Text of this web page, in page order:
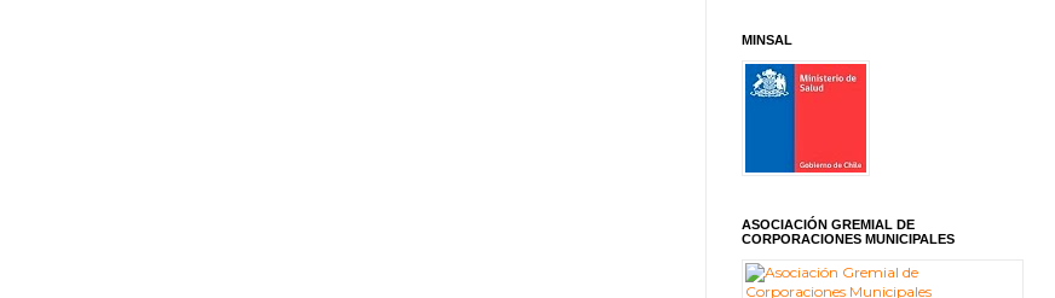
MINSAL
ASOCIACIÓN GREMIAL DE
CORPORACIONES MUNICIPALES